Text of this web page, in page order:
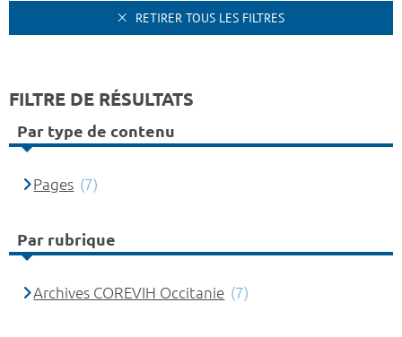
RETIRER TOUS LES FILTRES
FILTRE DE RÉSULTATS
Par type de contenu
Pages (7)
Par rubrique
Archives COREVIH Occitanie (7)